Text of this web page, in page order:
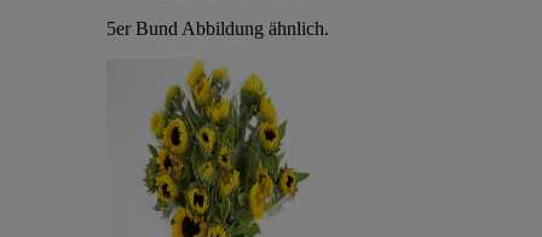
5er Bund Abbildung ähnlich.